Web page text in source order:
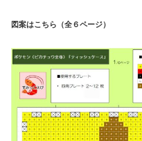
図案はこちら（全６ページ）